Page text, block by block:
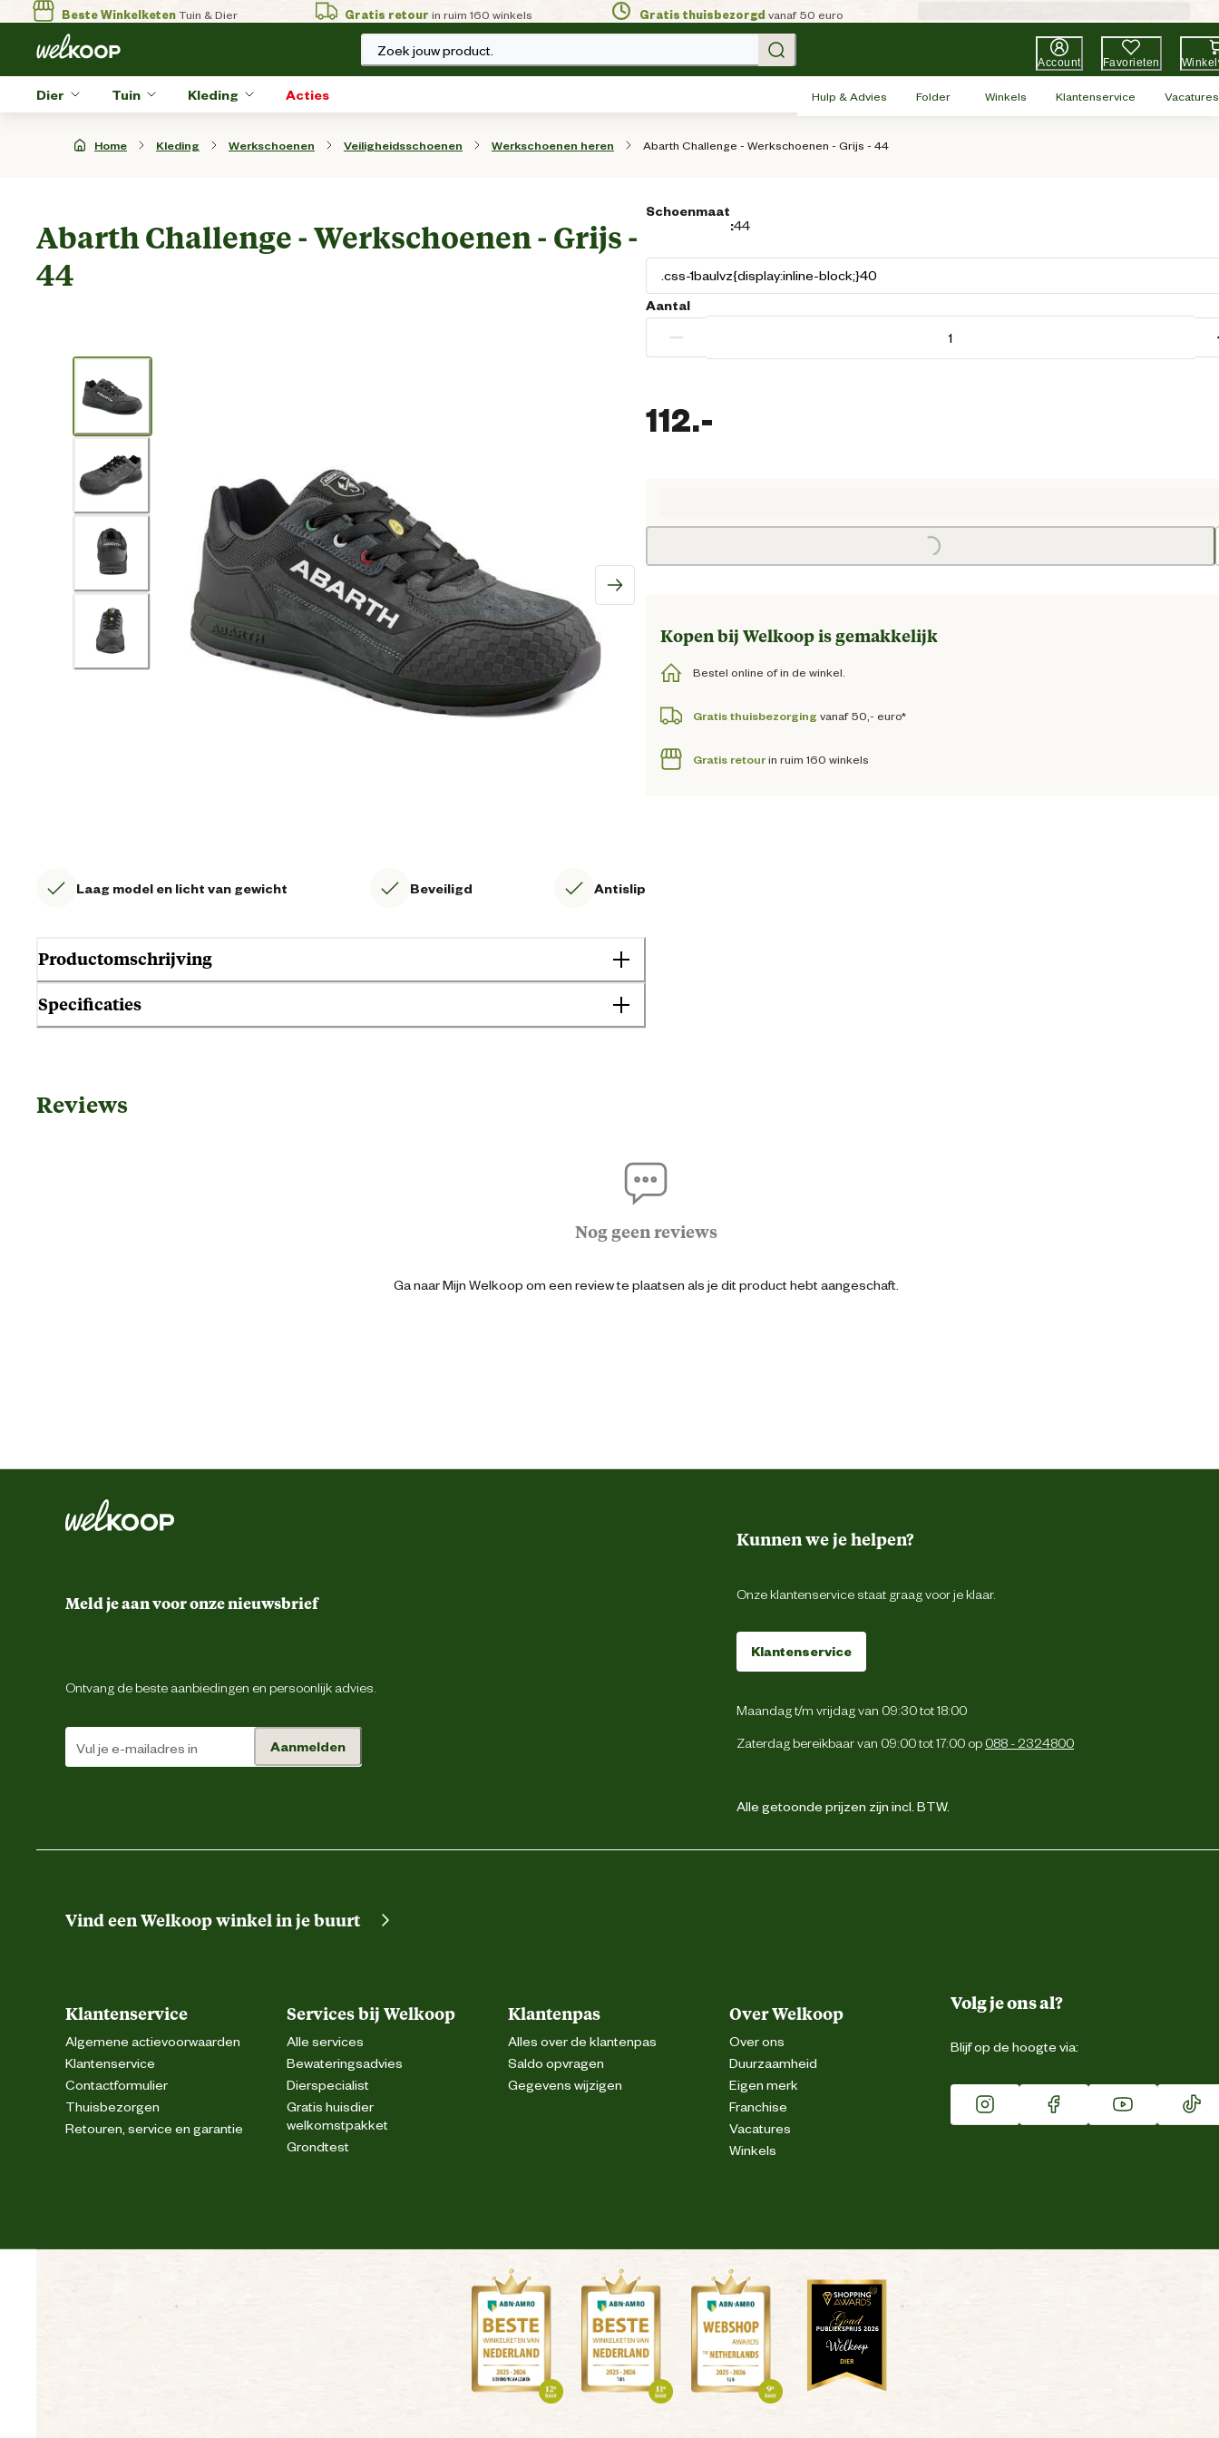
Beste WinkelketenTuin & Dier Gratis retour in ruim 160 winkels Gratis thuisbezorgd vanaf 50 euro
Zoek jouw product.
Account Favorieten
Dier Tuin Kleding Acties Hulp & Advies Folder Winkels Klantenservice Vacatures
Home Kleding Werkschoenen Veiligheidsschoenen Werkschoenen heren Abarth Challenge - Werkschoenen - Grijs - 44
Abarth Challenge - Werkschoenen - Grijs -
44
Laag model en licht van gewicht Beveiligd Antislip
Productomschrijving
Specificaties
Geschikt voor geslacht
Bouw
Horeca
Logistiek
Comfort en ergonomische eigenschappen
Functionele eigenschappen
Hoogte schoen Laag
Veiligheids eigenschappen
Materiaal binnenvoering Textiel
Suede
Schoenmaat
:44
Aantal
−
112.-
Kopen bij Welkoop is gemakkelijk
Bestel online of in de winkel.
Gratis thuisbezorging vanaf 50,- euro*
Gratis retourin ruim 160 winkels
Reviews
Nog geen reviews
Ga naar Mijn Welkoop om een review te plaatsen als je dit product hebt aangeschaft.
Meld je aan voor onze nieuwsbrief
Ontvang de beste aanbiedingen en persoonlijk advies.
Aanmelden
Kunnen we je helpen?
Onze klantenservice staat graag voor je klaar.
Klantenservice
Maandag t/m vrijdag van 09:30 tot 18:00
Zaterdag bereikbaar van 09:00 tot 17:00 op 088 - 2324800
Alle getoonde prijzen zijn incl. BTW.
Vind een Welkoop winkel in je buurt
Klantenservice
Algemene actievoorwaarden
Klantenservice
Contactformulier
Thuisbezorgen
Retouren, service en garantie
Services bij Welkoop
Alle services
Bewateringsadvies
Dierspecialist
Gratis huisdier
welkomstpakket
Grondtest
Klantenpas
Alles over de klantenpas
Saldo opvragen
Gegevens wijzigen
Over Welkoop
Over ons
Duurzaamheid
Eigen merk
Franchise
Vacatures
Winkels
Volg je ons al?
Blijf op de hoogte via: